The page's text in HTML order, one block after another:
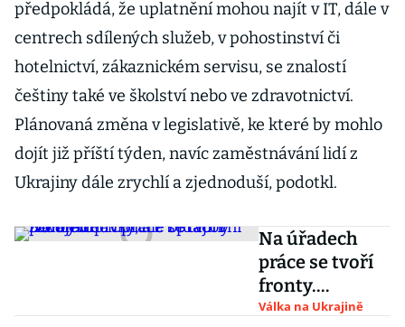
předpokládá, že uplatnění mohou najít v IT, dále v
centrech sdílených služeb, v pohostinství či
hotelnictví, zákaznickém servisu, se znalostí
češtiny také ve školství nebo ve zdravotnictví.
Plánovaná změna v legislativě, ke které by mohlo
dojít již příští týden, navíc zaměstnávání lidí z
Ukrajiny dále zrychlí a zjednoduší, podotkl.
Na úřadech
práce se tvoří
fronty.
Uprchlíci z
Válka na Ukrajině